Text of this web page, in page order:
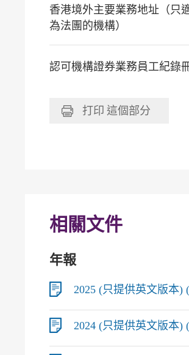
香港境外主要業務地址（只
為法團的機構）
認可機構證券業務員工紀錄
打印 這個部分
相關文件
年報
2025 (只提供英文版本)
2024 (只提供英文版本)